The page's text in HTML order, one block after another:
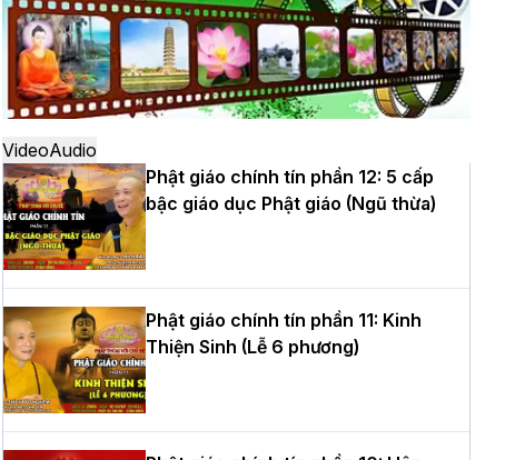
Hà Nội: Ngày tu học cuối cùng khép lại
khóa sinh hoạt Phật pháp mùa hè lần
thứ XIV tại chùa Bằng
Học yêu thương trong ngày tu tập thứ
tư của Khóa sinh hoạt Phật pháp mùa
hè tại chùa Bằng
HT.Thích Thọ Lạc được suy cử làm tân
Trưởng BTS GHPGVN tỉnh Nghệ An
VideoAudio
Phật giáo chính tín phần 12: 5 cấp
bậc giáo dục Phật giáo (Ngũ thừa)
Phật giáo chính tín phần 11: Kinh
Thiện Sinh (Lễ 6 phương)